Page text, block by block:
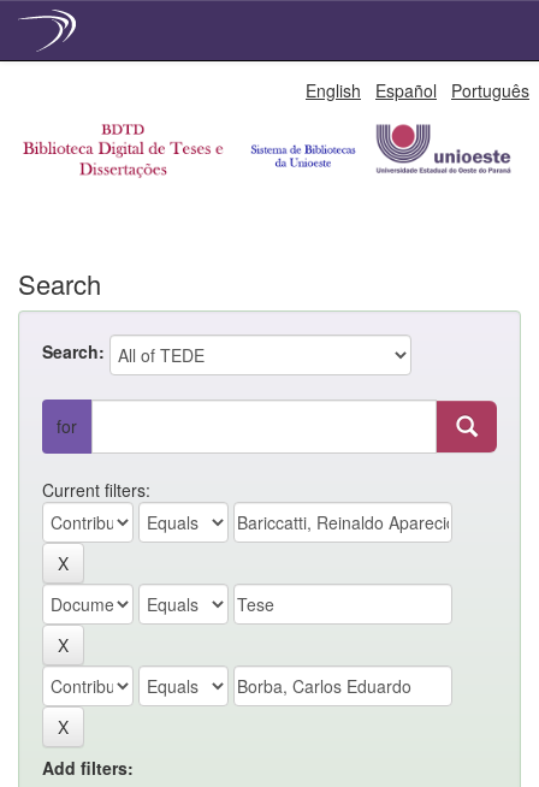
English Español Português
Search
Search:
for
Current filters:
Add filters: